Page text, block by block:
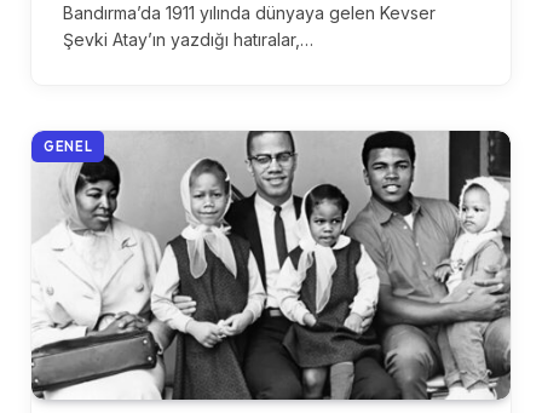
Bandırma’da 1911 yılında dünyaya gelen Kevser
Şevki Atay’ın yazdığı hatıralar,…
GENEL